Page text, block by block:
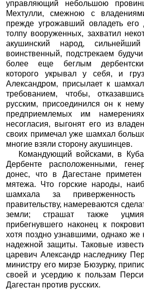
управляющий небольшою
Мехтулли, смежною с
прежде угрожавший овладеть его
толпу вооруженных, захватил
акушинский народ,
воинственный, подстрекаем
более еще беглым
которого укрывал у себя, и
Александром, присылает к
требованием, чтобы,
русским, присоединился он к
предприемлемых им
несогласия, выгонят его из
своих примечал уже шамхал
многие взяли сторону акушинцев.
Командующий войсками, в
Дербенте расположенными,
донес, что в Дагестане
мятежа. Что горские народы,
шамхала за
правительству, намереваются
земли; страшат также уцмия
прибегнувшего наконец к
хотя поздно узнавшими, однако же
надежной защиты. Таковые
царевич Александр наследнику
министру его мирзе Бюзурку,
своей и усердию к пользам
Дагестан против русских.